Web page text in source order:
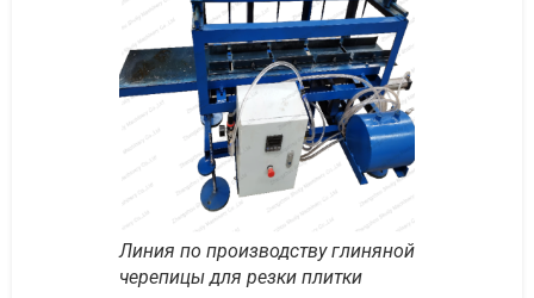
Линия по производству глиняной
черепицы для резки плитки